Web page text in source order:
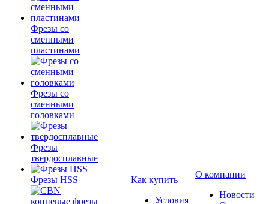
Фрезы со
сменными
пластинами
Фрезы со
сменными
головками
Фрезы
твердосплавные
Фрезы HSS
Как купить
Условия
О компании
Новости